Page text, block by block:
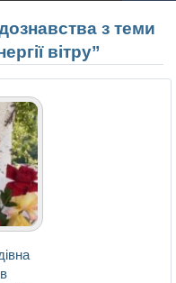
з теми
вітру”